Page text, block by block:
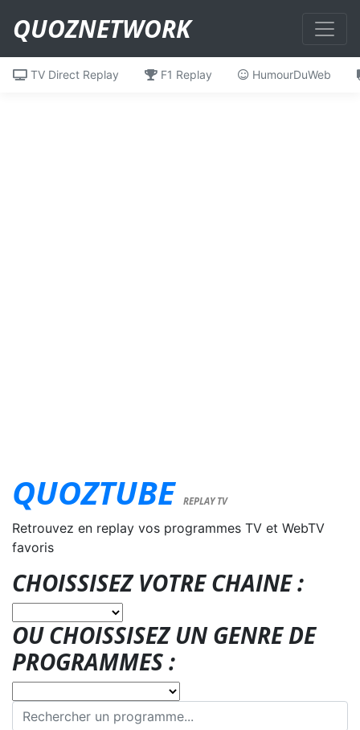
QUOZNETWORK
TV Direct Replay F1 Replay HumourDuWeb
QUOZTUBE REPLAY TV
Retrouvez en replay vos programmes TV et WebTV
favoris
CHOISSISEZ VOTRE CHAINE :
OU CHOISSISEZ UN GENRE DE
PROGRAMMES :